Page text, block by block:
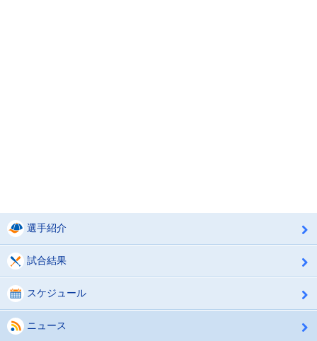
選手紹介
試合結果
スケジュール
ニュース